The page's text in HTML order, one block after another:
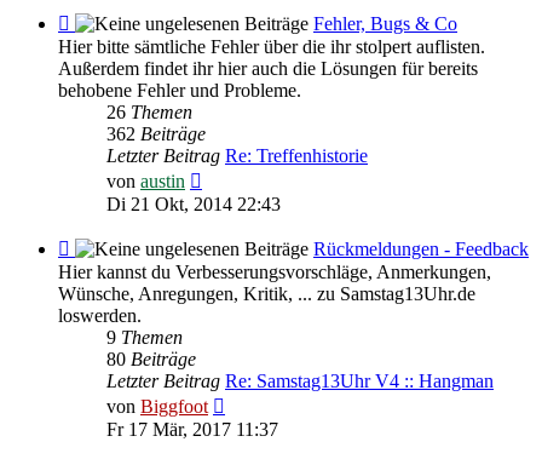
Feed
-
Fehler,
Bugs
Fehler, Bugs & Co
Hier bitte sämtliche Fehler über die ihr stolpert auflisten.
Außerdem findet ihr hier auch die Lösungen für bereits
behobene Fehler und Probleme.
26 Themen
362 Beiträge
Letzter Beitrag Re: Treffenhistorie
von austin
Beitrag
Di 21 Okt, 2014 22:43
Feed
-
Rückmeldungen
-
Feedback
Rückmeldungen - Feedback
Hier kannst du Verbesserungsvorschläge, Anmerkungen,
Wünsche, Anregungen, Kritik, ... zu Samstag13Uhr.de
loswerden.
9 Themen
80 Beiträge
Letzter Beitrag Re: Samstag13Uhr V4 :: Hangman
von Biggfoot
Beitrag
Fr 17 Mär, 2017 11:37